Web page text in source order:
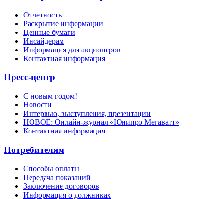
Отчетность
Раскрытие информации
Ценные бумаги
Инсайдерам
Информация для акционеров
Контактная информация
Пресс-центр
С новым годом!
Новости
Интервью, выступления, презентации
НОВОЕ: Онлайн-журнал «Юнипро Мегаватт»
Контактная информация
Потребителям
Способы оплаты
Передача показаний
Заключение договоров
Информация о должниках